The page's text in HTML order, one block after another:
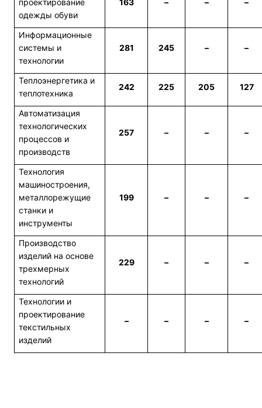
одежды обуви
Информационные
системы и
технологии
281 245 – –
Теплоэнергетика и
теплотехника
242 225 205 127
Автоматизация
технологических
процессов и
производств
257 – – –
Технология
машиностроения,
металлорежущие
станки и
инструменты
199 – – –
Производство
изделий на основе
трехмерных
технологий
229 – – –
Технологии и
проектирование
текстильных
изделий
– – – –